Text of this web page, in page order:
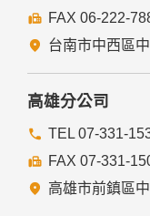
FAX 06-222-
台南市中西區
高雄分公司
TEL 07-331-
FAX 07-331-
高雄市前鎮區